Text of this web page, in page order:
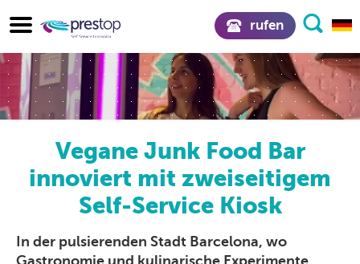
rufen
Vegane Junk Food Bar
innoviert mit zweiseitigem
Self-Service Kiosk
In der pulsierenden Stadt Barcelona, wo
Gastronomie und kulinarische Experimente